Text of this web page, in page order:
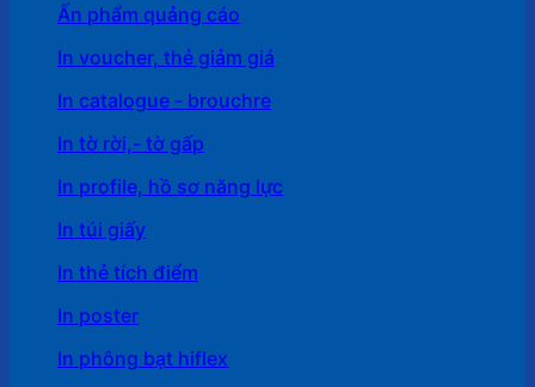
Ấn phẩm quảng cáo
In voucher, thẻ giảm giá
In catalogue - brouchre
In tờ rời,- tờ gấp
In profile, hồ sơ năng lực
In túi giấy
In thẻ tích điểm
In poster
In phông bạt hiflex